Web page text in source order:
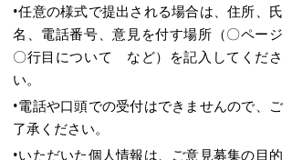
•任意の様式で提出される場合は、住所、氏
名、電話番号、意見を付す場所（〇ページ
〇行目について など）を記入してくださ
い。
•電話や口頭での受付はできませんので、ご
了承ください。
•いただいた個人情報は、ご意見募集の目的